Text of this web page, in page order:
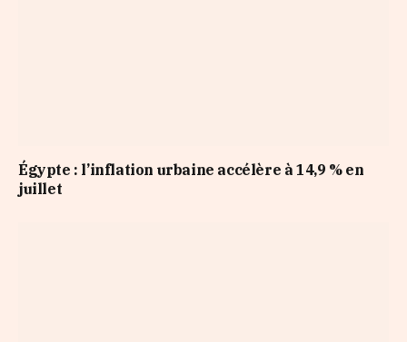
Égypte : l’inflation urbaine accélère à 14,9 % en
juillet